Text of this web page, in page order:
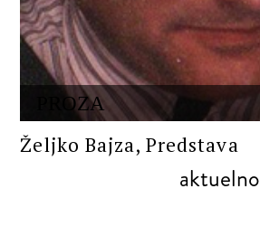
PROZA
Željko Bajza, Predstava
aktuelno